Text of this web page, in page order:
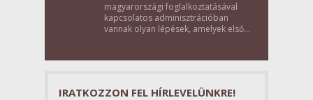
magyarországi foglalkoztatásával
kapcsolatos adminisztrációban
vannak olyan lépések, amelyek első
szerepet töltenek be az egész
IRATKOZZON FEL HÍRLEVELÜNKRE!